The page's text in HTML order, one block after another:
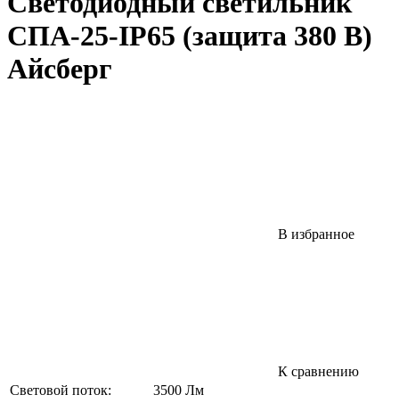
СПА-25-IP65 (защита 380 В)
Айсберг
В избранное
К сравнению
Световой поток:
3500 Лм